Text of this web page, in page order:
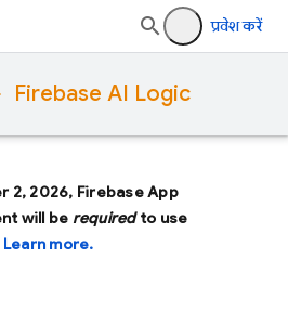
प्रवेश करें
Firebase AI Logic
2, 2026, Firebase App
will be requiredto use
Learn more.